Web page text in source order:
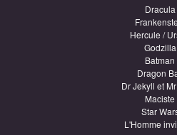
Dracula
Hercule /
Godzilla
Batman
Dragon
Dr Jekyll et
Maciste
Star
L'Homme